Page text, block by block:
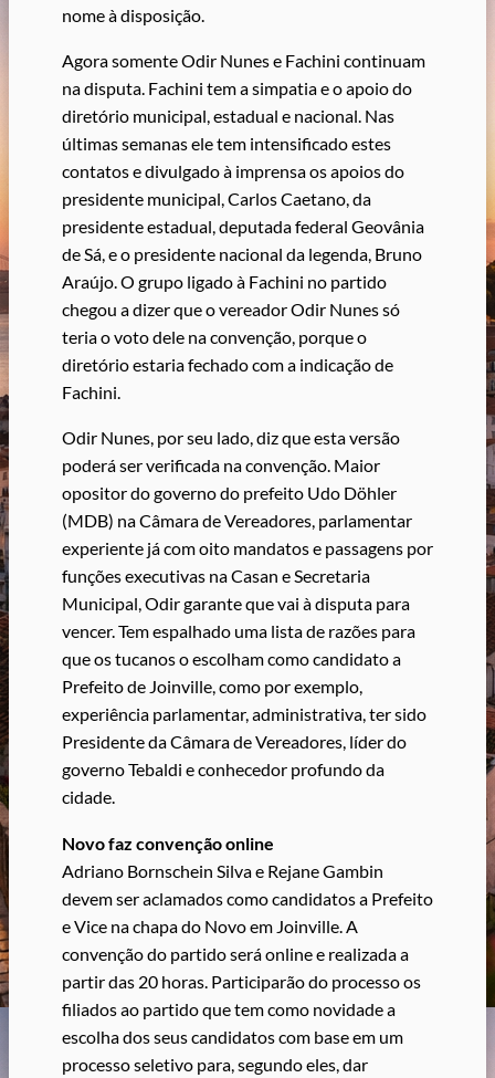
nome à disposição.
Agora somente Odir Nunes e Fachini continuam
na disputa. Fachini tem a simpatia e o apoio do
diretório municipal, estadual e nacional. Nas
últimas semanas ele tem intensificado estes
contatos e divulgado à imprensa os apoios do
presidente municipal, Carlos Caetano, da
presidente estadual, deputada federal Geovânia
de Sá, e o presidente nacional da legenda, Bruno
Araújo. O grupo ligado à Fachini no partido
chegou a dizer que o vereador Odir Nunes só
teria o voto dele na convenção, porque o
diretório estaria fechado com a indicação de
Fachini.
Odir Nunes, por seu lado, diz que esta versão
poderá ser verificada na convenção. Maior
opositor do governo do prefeito Udo Döhler
(MDB) na Câmara de Vereadores, parlamentar
experiente já com oito mandatos e passagens por
funções executivas na Casan e Secretaria
Municipal, Odir garante que vai à disputa para
vencer. Tem espalhado uma lista de razões para
que os tucanos o escolham como candidato a
Prefeito de Joinville, como por exemplo,
experiência parlamentar, administrativa, ter sido
Presidente da Câmara de Vereadores, líder do
governo Tebaldi e conhecedor profundo da
cidade.
Novo faz convenção online
Adriano Bornschein Silva e Rejane Gambin
devem ser aclamados como candidatos a Prefeito
e Vice na chapa do Novo em Joinville. A
convenção do partido será online e realizada a
partir das 20 horas. Participarão do processo os
filiados ao partido que tem como novidade a
escolha dos seus candidatos com base em um
processo seletivo para, segundo eles, dar